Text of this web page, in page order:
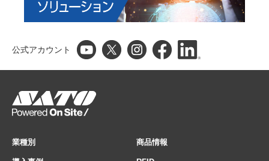
公式アカウント
業種別 商品情報